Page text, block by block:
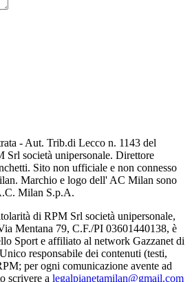
- Aut. Trib.di Lecco n. 1143 del
Srl società unipersonale. Direttore
Sito non ufficiale e non connesso
Marchio e logo dell' AC Milan sono
Milan S.p.A.
di RPM Srl società unipersonale,
Mentana 79, C.F./PI 03601440138, è
Sport e affiliato al network Gazzanet di
responsabile dei contenuti (testi,
per ogni comunicazione avente ad
scrivere a legalpianetamilan@gmail.com